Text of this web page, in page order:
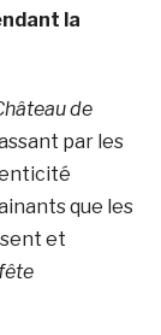
la
de
par les
que les
et